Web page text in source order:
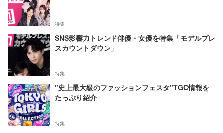
特集
SNS影響力トレンド俳優・女優を特集「モデルプレ
スカウントダウン」
特集
"史上最大級のファッションフェスタ"TGC情報を
たっぷり紹介
特集